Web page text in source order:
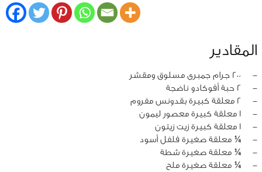
المقادير
‏-
200 جرام جمبرى مسلوق ومقشر
‏-
2 حبة أفوكادو ناضجة
‏-
2 معلقة كبيرة بقدونس مفروم
‏-
1 معلقة كبيرة معصور ليمون
‏-
1 معلقة كبيرة زيت زيتون
‏-
¼ معلقة صغيرة فلفل أسود
‏-
¼ معلقة صغيرة شطة
‏-
¼ معلقة صغيرة ملح